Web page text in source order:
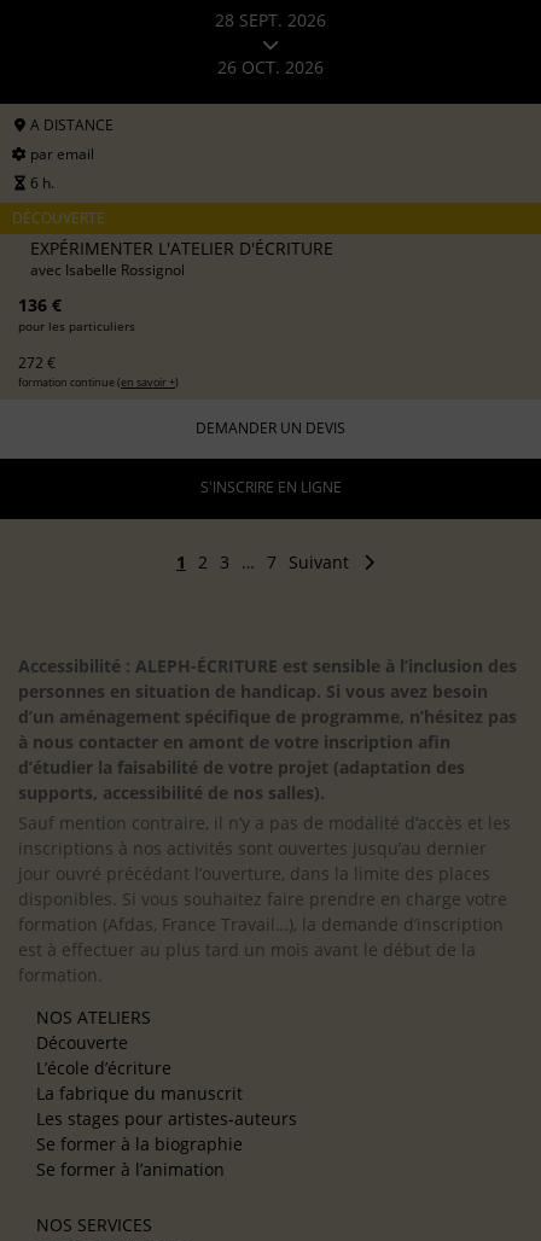
28 SEPT. 2026
26 OCT. 2026
A DISTANCE
par email
6 h.
DÉCOUVERTE
EXPÉRIMENTER L'ATELIER D'ÉCRITURE
avec Isabelle Rossignol
136 €
pour les particuliers
272 €
formation continue (en savoir +)
DEMANDER UN DEVIS
S'INSCRIRE EN LIGNE
1 2 3 … 7 Suivant
Accessibilité : ALEPH-ÉCRITURE est sensible à l’inclusion des
personnes en situation de handicap. Si vous avez besoin
d’un aménagement spécifique de programme, n’hésitez pas
à nous contacter en amont de votre inscription afin
d’étudier la faisabilité de votre projet (adaptation des
supports, accessibilité de nos salles).
Sauf mention contraire, il n’y a pas de modalité d’accès et les
inscriptions à nos activités sont ouvertes jusqu’au dernier
jour ouvré précédant l’ouverture, dans la limite des places
disponibles. Si vous souhaitez faire prendre en charge votre
formation (Afdas, France Travail…), la demande d’inscription
est à effectuer au plus tard un mois avant le début de la
formation.
NOS ATELIERS
Découverte
L’école d’écriture
La fabrique du manuscrit
Les stages pour artistes-auteurs
Se former à la biographie
Se former à l’animation
NOS SERVICES